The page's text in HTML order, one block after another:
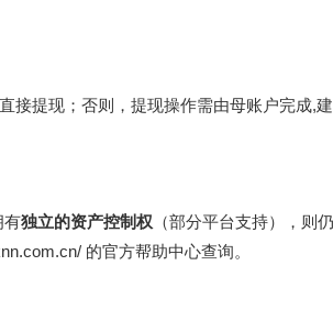
接提现；否则，提现操作需由母账户完成,
有独立的资产控制权 （部分平台支持），则
的官方帮助中心查询。